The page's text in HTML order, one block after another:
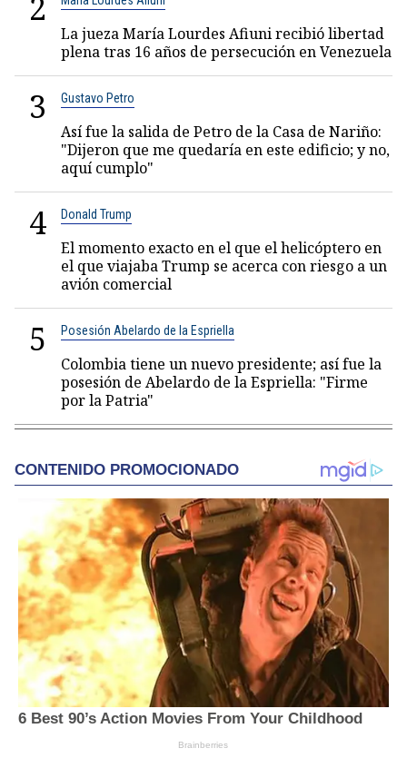
La jueza María Lourdes Afiuni recibió libertad
plena tras 16 años de persecución en Venezuela
3 Gustavo Petro
Así fue la salida de Petro de la Casa de Nariño:
"Dijeron que me quedaría en este edificio; y no,
aquí cumplo"
4 Donald Trump
El momento exacto en el que el helicóptero en
el que viajaba Trump se acerca con riesgo a un
avión comercial
5 Posesión Abelardo de la Espriella
Colombia tiene un nuevo presidente; así fue la
posesión de Abelardo de la Espriella: "Firme
por la Patria"